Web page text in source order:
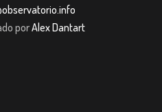
porAlex Dantart